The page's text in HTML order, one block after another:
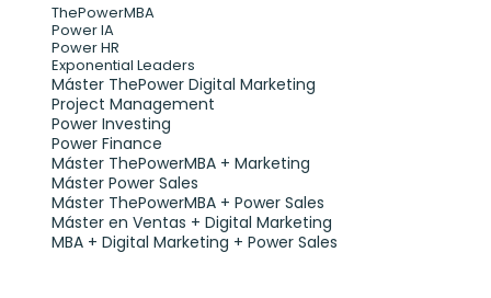
ThePowerMBA
Power IA
Power HR
Exponential Leaders
Máster ThePower Digital Marketing
Project Management
Power Investing
Power Finance
Máster ThePowerMBA + Marketing
Máster Power Sales
Máster ThePowerMBA + Power Sales
Máster en Ventas + Digital Marketing
MBA + Digital Marketing + Power Sales